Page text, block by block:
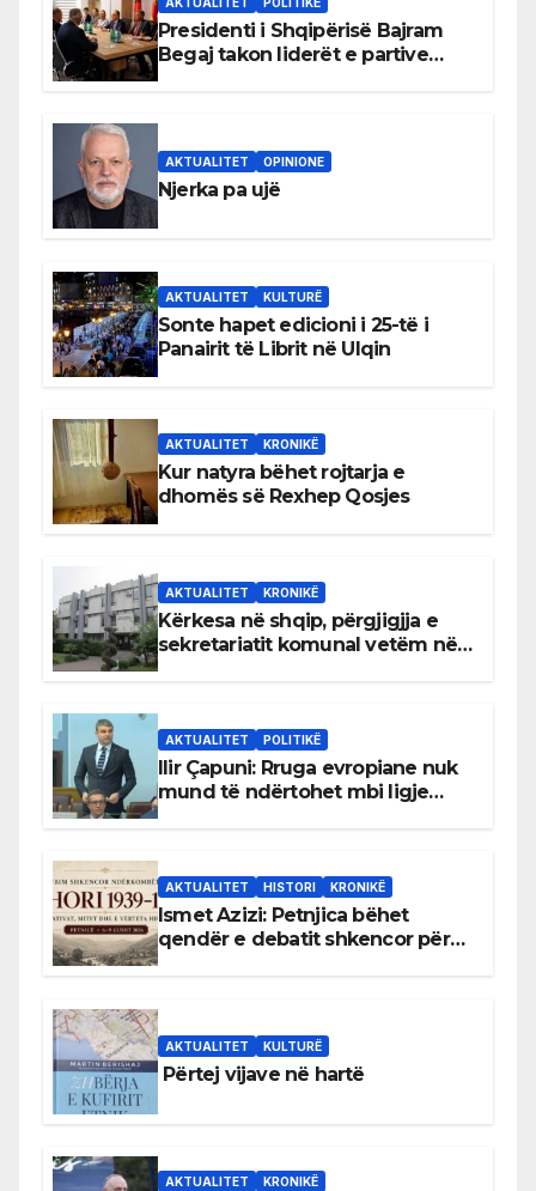
Presidenti i Shqipërisë Bajram
Begaj takon liderët e partive
AKTUALITET OPINIONE
Njerka pa ujë
AKTUALITET KULTURË
Sonte hapet edicioni i 25-të i
Panairit të Librit në Ulqin
AKTUALITET KRONIKË
Kur natyra bëhet rojtarja e
dhomës së Rexhep Qosjes
AKTUALITET KRONIKË
Kërkesa në shqip, përgjigjja e
sekretariatit komunal vetëm në
AKTUALITET POLITIKË
Ilir Çapuni: Rruga evropiane nuk
mund të ndërtohet mbi ligje
AKTUALITET HISTORI KRONIKË
Ismet Azizi: Petnjica bëhet
qendër e debatit shkencor për
AKTUALITET KULTURË
Përtej vijave në hartë
AKTUALITET KRONIKË